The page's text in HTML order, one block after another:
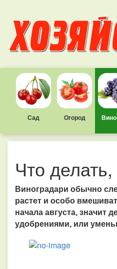
Сад Огород
Что
Виноградари обычно
растет и особо
начала августа, значит
удобрениями, или